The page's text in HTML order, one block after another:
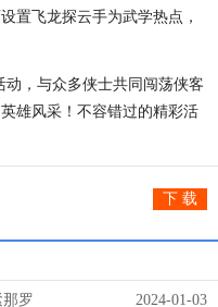
置飞龙探云手为武学热点，
，与众多侠士共同闯荡侠客
雄风采！不容错过的精彩活
下 载
2024-01-03
那罗